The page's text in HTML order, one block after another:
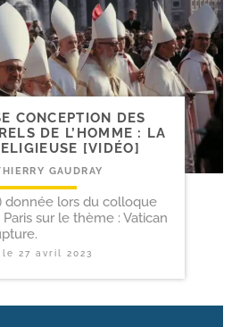
CONCEPTION DES
DE L’HOMME : LA
[VIDÉO]
GAUDRAY
lors du colloque
Paris sur le thème : Vatican
le 27 avril 2023